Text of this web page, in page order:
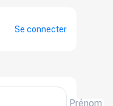
Se connecter
Prénom